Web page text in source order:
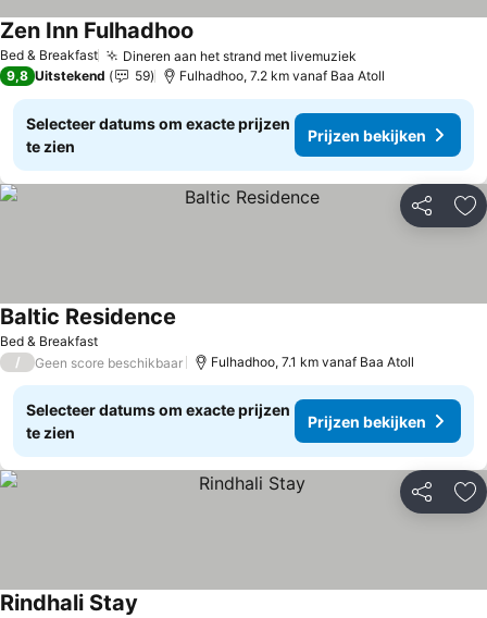
Bed & Breakfast Dineren aan het strand met livemuziek
Zen Inn Fulhadhoo
9,8 Uitstekend 59 Fulhadhoo, 7.2 km vanaf Baa Atoll
Selecteer datums om exacte prijzen
te zien
Prijzen bekijken
Delen
Bed & Breakfast
Baltic Residence
/ Geen score beschikbaar Fulhadhoo, 7.1 km vanaf Baa Atoll
Selecteer datums om exacte prijzen
te zien
Prijzen bekijken
Delen
Rindhali Stay